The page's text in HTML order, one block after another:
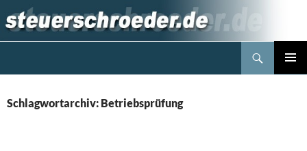
Inhalt
springen
Schlagwortarchiv: Betriebsprüfung